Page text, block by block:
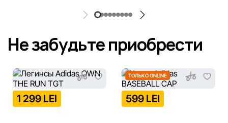
Не забудьте приобрести
1 299 LEI
ТОЛЬКО ONLINE
599 LEI